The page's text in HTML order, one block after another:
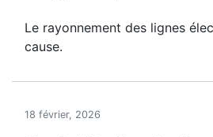
Le rayonnement des lignes
cause.
18 février, 2026